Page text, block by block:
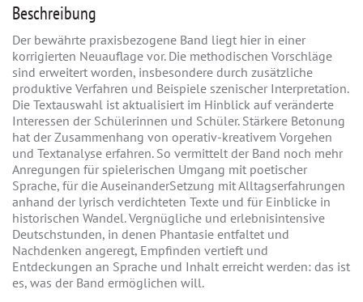
Beschreibung
Der bewährte praxisbezogene Band liegt hier in einer
korrigierten Neuauflage vor. Die methodischen Vorschläge
sind erweitert worden, insbesondere durch zusätzliche
produktive Verfahren und Beispiele szenischer Interpretation.
Die Textauswahl ist aktualisiert im Hinblick auf veränderte
Interessen der Schülerinnen und Schüler. Stärkere Betonung
hat der Zusammenhang von operativ-kreativem Vorgehen
und Textanalyse erfahren. So vermittelt der Band noch mehr
Anregungen für spielerischen Umgang mit poetischer
Sprache, für die AuseinanderSetzung mit Alltagserfahrungen
anhand der lyrisch verdichteten Texte und für Einblicke in
historischen Wandel. Vergnügliche und erlebnisintensive
Deutschstunden, in denen Phantasie entfaltet und
Nachdenken angeregt, Empfinden vertieft und
Entdeckungen an Sprache und Inhalt erreicht werden: das ist
es, was der Band ermöglichen will.